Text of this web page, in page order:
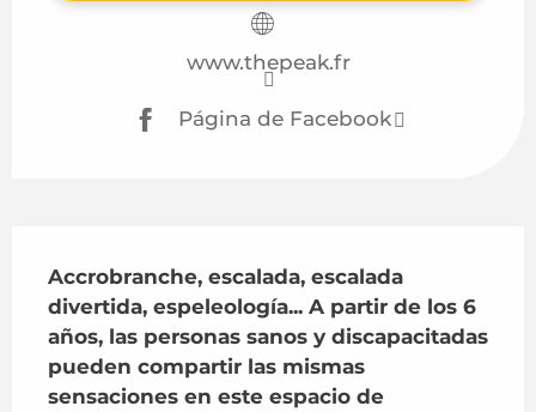
www.thepeak.fr
Página de Facebook
Accrobranche, escalada, escalada
divertida, espeleología... A partir de los 6
años, las personas sanos y discapacitadas
pueden compartir las mismas
sensaciones en este espacio de